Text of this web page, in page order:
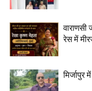
वाराणसी
रेस में
मिर्जापुर